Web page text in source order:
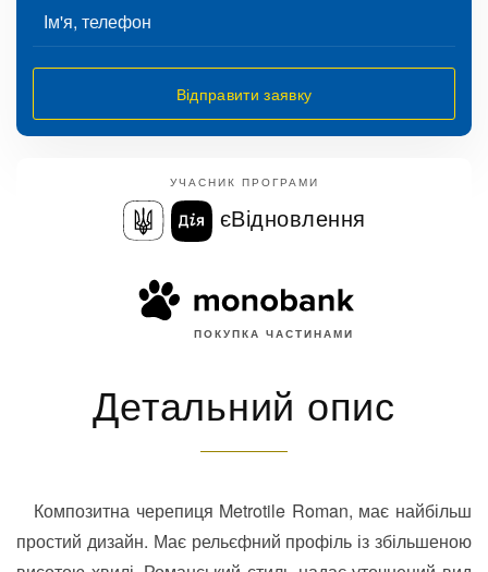
Відправити заявку
УЧАСНИК ПРОГРАМИ
єВідновлення
ПОКУПКА ЧАСТИНАМИ
Детальний опис
Композитна черепиця Metrotile Roman, має найбільш
простий дизайн. Має рельєфний профіль із збільшеною